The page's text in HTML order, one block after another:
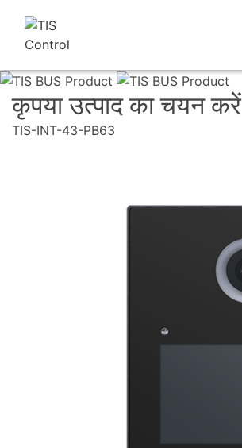
कृपया उत्पाद का चयन करें
TIS-INT-43-PB63